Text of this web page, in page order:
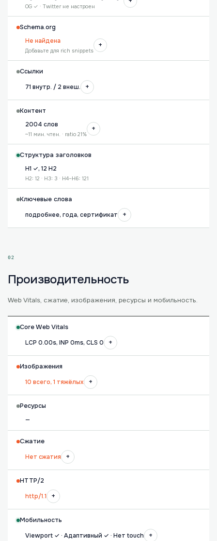
OG ✓ · Twitter не настроен
Schema.org
Не найдена
Добавьте для rich snippets
+
Ссылки
71 внутр. / 2 внеш.
+
Контент
2004 слов
~11 мин. чтен. · ratio 21%
+
Структура заголовков
H1 ✓, 12 H2
H2: 12 · H3: 3 · H4–H6: 121
Ключевые слова
подробнее, года, сертификат
+
02
Производительность
Web Vitals, сжатие, изображения, ресурсы и мобильность.
Core Web Vitals
LCP 0.00s, INP 0ms, CLS 0
+
Изображения
10 всего, 1 тяжёлых
+
Ресурсы
—
Сжатие
Нет сжатия
+
HTTP/2
http/1.1
+
Мобильность
Viewport ✓ · Адаптивный ✓ · Нет touch
+